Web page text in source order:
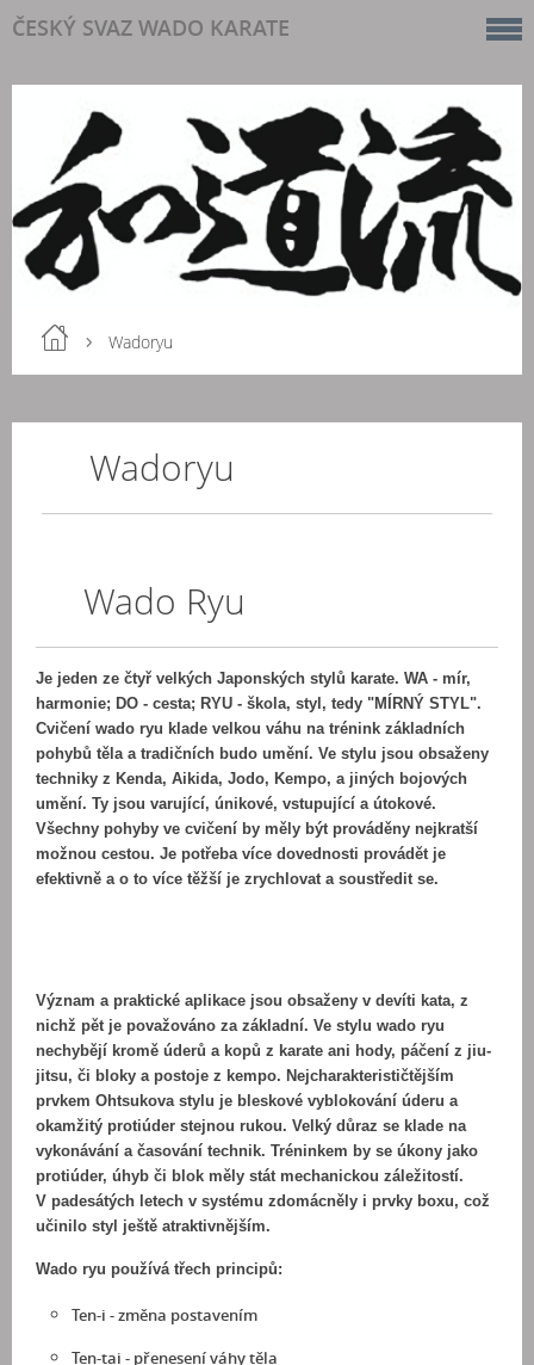
ČESKÝ SVAZ WADO KARATE
Wadoryu
Wadoryu
Wado Ryu
Je jeden ze čtyř velkých Japonských stylů karate. WA - mír,
harmonie; DO - cesta; RYU - škola, styl, tedy "MÍRNÝ STYL".
Cvičení wado ryu klade velkou váhu na trénink základních
pohybů těla a tradičních budo umění. Ve stylu jsou obsaženy
techniky z Kenda, Aikida, Jodo, Kempo, a jiných bojových
umění. Ty jsou varující, únikové, vstupující a útokové.
Všechny pohyby ve cvičení by měly být prováděny nejkratší
možnou cestou. Je potřeba více dovednosti provádět je
efektivně a o to více těžší je zrychlovat a soustředit se.
Význam a praktické aplikace jsou obsaženy v devíti kata, z
nichž pět je považováno za základní. Ve stylu wado ryu
nechybějí kromě úderů a kopů z karate ani hody, páčení z jiu-
jitsu, či bloky a postoje z kempo. Nejcharakterističtějším
prvkem Ohtsukova stylu je bleskové vyblokování úderu a
okamžitý protiúder stejnou rukou. Velký důraz se klade na
vykonávání a časování technik. Tréninkem by se úkony jako
protiúder, úhyb či blok měly stát mechanickou záležitostí.
V padesátých letech v systému zdomácněly i prvky boxu, což
učinilo styl ještě atraktivnějším.
Wado ryu používá třech principů:
Ten-i - změna postavením
Ten-tai - přenesení váhy těla